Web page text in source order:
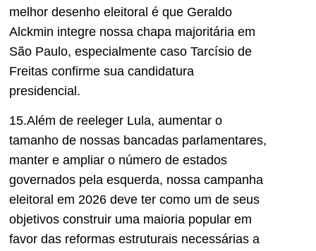
melhor desenho eleitoral é que Geraldo
Alckmin integre nossa chapa majoritária em
São Paulo, especialmente caso Tarcísio de
Freitas confirme sua candidatura
presidencial.
15.Além de reeleger Lula, aumentar o
tamanho de nossas bancadas parlamentares,
manter e ampliar o número de estados
governados pela esquerda, nossa campanha
eleitoral em 2026 deve ter como um de seus
objetivos construir uma maioria popular em
favor das reformas estruturais necessárias a